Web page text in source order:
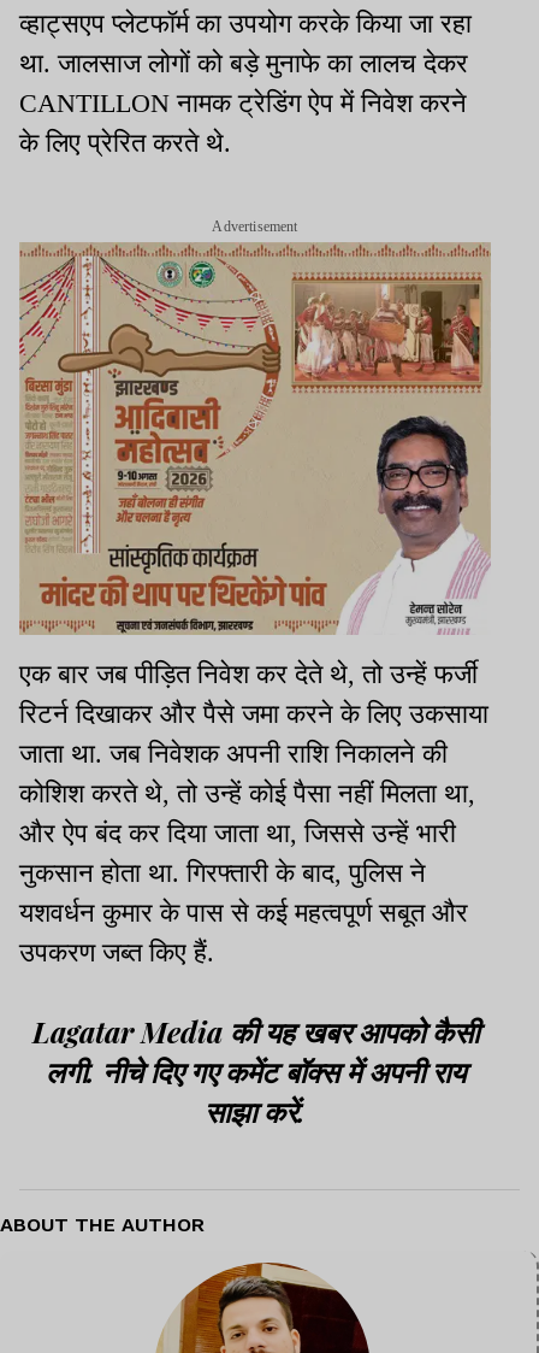
व्हाट्सएप प्लेटफॉर्म का उपयोग करके किया जा रहा
था. जालसाज लोगों को बड़े मुनाफे का लालच देकर
CANTILLON नामक ट्रेडिंग ऐप में निवेश करने
के लिए प्रेरित करते थे.
Advertisement
एक बार जब पीड़ित निवेश कर देते थे, तो उन्हें फर्जी
रिटर्न दिखाकर और पैसे जमा करने के लिए उकसाया
जाता था. जब निवेशक अपनी राशि निकालने की
कोशिश करते थे, तो उन्हें कोई पैसा नहीं मिलता था,
और ऐप बंद कर दिया जाता था, जिससे उन्हें भारी
नुकसान होता था. गिरफ्तारी के बाद, पुलिस ने
यशवर्धन कुमार के पास से कई महत्वपूर्ण सबूत और
उपकरण जब्त किए हैं.
Lagatar Media की यह खबर आपको कैसी
लगी. नीचे दिए गए कमेंट बॉक्स में अपनी राय
साझा करें.
ABOUT THE AUTHOR